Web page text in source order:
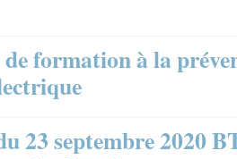
formation à la
23 septembre 2020